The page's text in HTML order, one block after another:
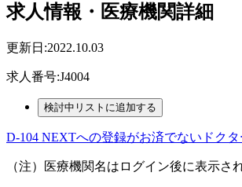
求人情報・医療機関詳細
更新日:2022.10.03
求人番号:J4004
D-104 NEXTへの登録がお済でないドク
（注）医療機関名はログイン後に表示さ